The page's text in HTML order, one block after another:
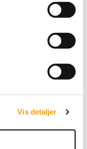
Vis detaljer